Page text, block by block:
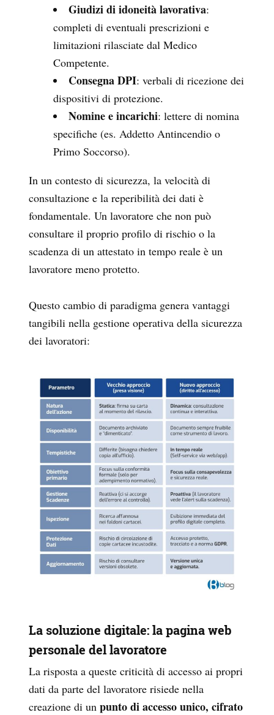
Giudizi di idoneità lavorativa:
completi di eventuali prescrizioni e
limitazioni rilasciate dal Medico
Competente.
Consegna DPI: verbali di ricezione dei
dispositivi di protezione.
Nomine e incarichi: lettere di nomina
specifiche (es. Addetto Antincendio o
Primo Soccorso).
In un contesto di sicurezza, la velocità di
consultazione e la reperibilità dei dati è
fondamentale. Un lavoratore che non può
consultare il proprio profilo di rischio o la
scadenza di un attestato in tempo reale è un
lavoratore meno protetto.
Questo cambio di paradigma genera vantaggi
tangibili nella gestione operativa della sicurezza
dei lavoratori:
La soluzione digitale: la pagina web
personale del lavoratore
La risposta a queste criticità di accesso ai propri
dati da parte del lavoratore risiede nella
creazione di un punto di accesso unico, cifrato